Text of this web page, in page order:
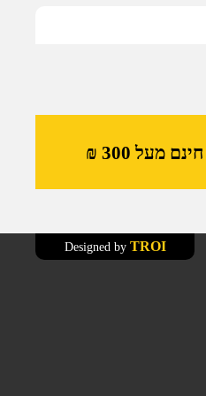
מעל 300 ₪
TROI
Designed by